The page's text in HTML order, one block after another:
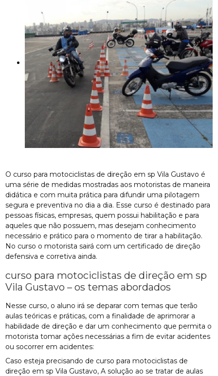
O curso para motociclistas de direção em sp Vila Gustavo é
uma série de medidas mostradas aos motoristas de maneira
didática e com muita prática para difundir uma pilotagem
segura e preventiva no dia a dia. Esse curso é destinado para
pessoas físicas, empresas, quem possui habilitação e para
aqueles que não possuem, mas desejam conhecimento
necessário e prático para o momento de tirar a habilitação.
No curso o motorista sairá com um certificado de direção
defensiva e corretiva ainda.
curso para motociclistas de direção em sp
Vila Gustavo – os temas abordados
Nesse curso, o aluno irá se deparar com temas que terão
aulas teóricas e práticas, com a finalidade de aprimorar a
habilidade de direção e dar um conhecimento que permita o
motorista tomar ações necessárias a fim de evitar acidentes
ou socorrer em acidentes:
Caso esteja precisando de curso para motociclistas de
direção em sp Vila Gustavo, A solução ao se tratar de aulas